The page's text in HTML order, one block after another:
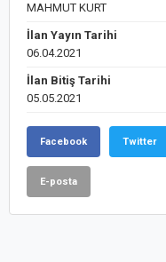
MAHMUT KURT
İlan Yayın Tarihi
06.04.2021
İlan Bitiş Tarihi
05.05.2021
Facebook Twitter
E-posta